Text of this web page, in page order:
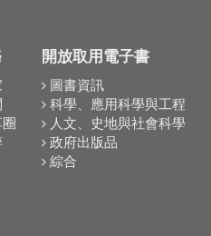
開放取用電子書
圖書資訊
科學、應用科學與工程
人文、史地與社會科學
政府出版品
綜合